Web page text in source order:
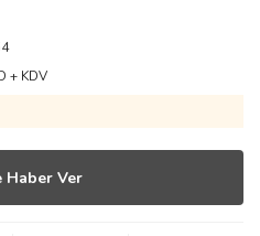
+ KDV
Haber Ver